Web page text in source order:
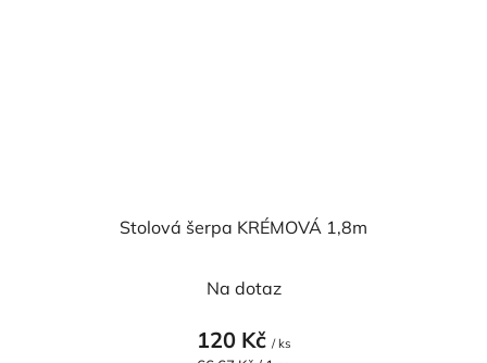
Stolová šerpa KRÉMOVÁ 1,8m
Na dotaz
120 Kč / ks